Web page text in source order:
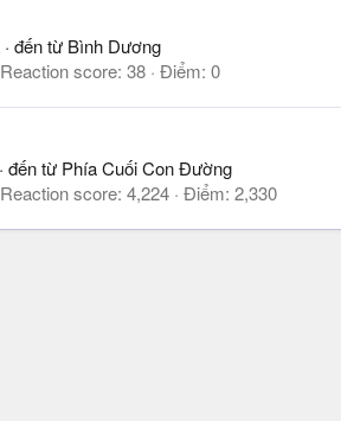
· đến từ Bình Dương
Reaction score 38 Điểm 0
· đến từ Phía Cuối Con Đường
Reaction score 4,224 Điểm 2,330